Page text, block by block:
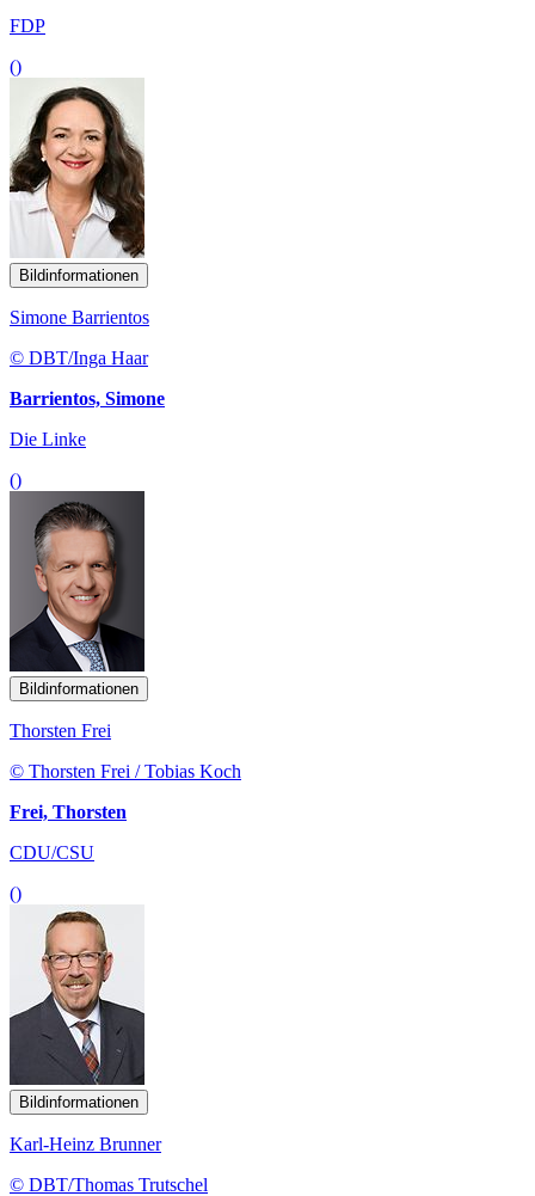
FDP
()
Bildinformationen
Simone Barrientos
© DBT/Inga Haar
Barrientos, Simone
Die Linke
()
Bildinformationen
Thorsten Frei
© Thorsten Frei / Tobias Koch
Frei, Thorsten
CDU/CSU
()
Bildinformationen
Karl-Heinz Brunner
© DBT/Thomas Trutschel